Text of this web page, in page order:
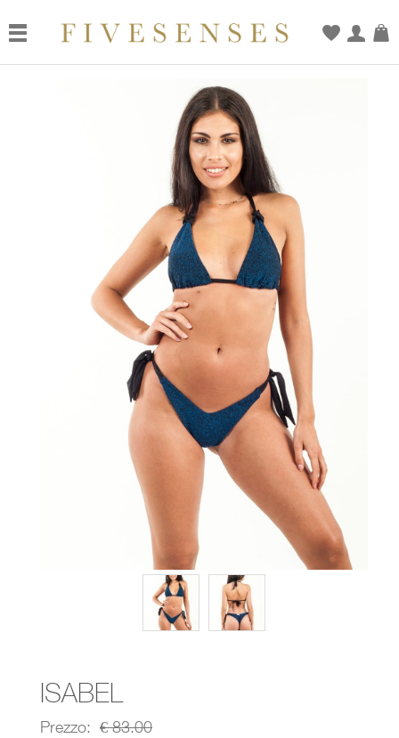
ISABEL
Prezzo: €83.00